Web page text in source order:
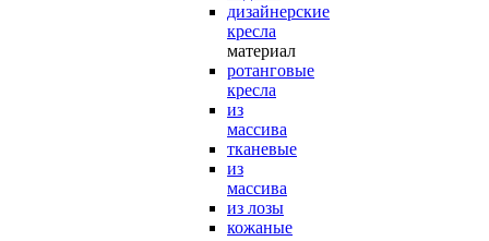
дизайнерские
кресла
материал
ротанговые
кресла
из
массива
тканевые
из
массива
из лозы
кожаные